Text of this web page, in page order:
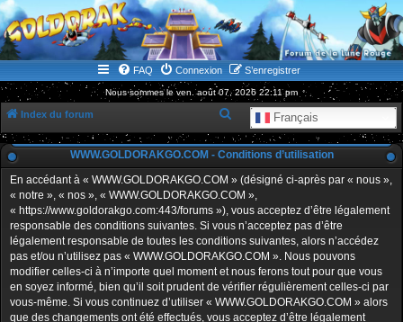
WWW.GOLDORAKGO.COM
le site de la Lune Rouge
FAQ Connexion S’enregistrer
Nous sommes le ven. août 07, 2026 22:11 pm
Index du forum Français
e
c
h
e
r
c
e
r
WWW.GOLDORAKGO.COM - Conditions d’utilisation
En accédant à « WWW.GOLDORAKGO.COM » (désigné ci-après par « nous »,
« notre », « nos », « WWW.GOLDORAKGO.COM »,
« https://www.goldorakgo.com:443/forums »), vous acceptez d’être légalement
responsable des conditions suivantes. Si vous n’acceptez pas d’être
légalement responsable de toutes les conditions suivantes, alors n’accédez
pas et/ou n’utilisez pas « WWW.GOLDORAKGO.COM ». Nous pouvons
modifier celles-ci à n’importe quel moment et nous ferons tout pour que vous
en soyez informé, bien qu’il soit prudent de vérifier régulièrement celles-ci par
vous-même. Si vous continuez d’utiliser « WWW.GOLDORAKGO.COM » alors
que des changements ont été effectués, vous acceptez d’être légalement